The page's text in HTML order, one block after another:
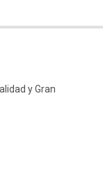
y Gran